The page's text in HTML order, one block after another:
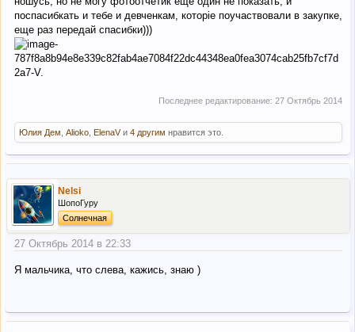
поспасибкать и тебе и девченкам, которіе поучаствовали в закупке,
еще раз передай спасибки)))
Последнее редактирование: 27 Октябрь 2014
Юлия Дем Alioko ElenaVи 4 другим нравится это.
Nelsi
ШопоГуру
Солнечная
27 Октябрь 2014 в 22:33
Я мальчика, что слева, кажись, знаю )